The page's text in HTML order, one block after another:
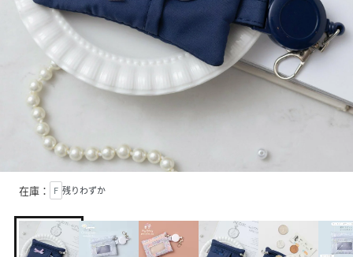
在庫： F 残りわずか